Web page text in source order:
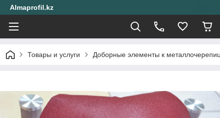
Almaprofil.kz
Товары и услуги Доборные элементы к